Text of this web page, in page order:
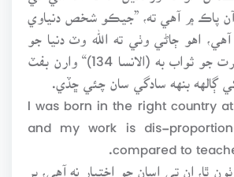
پاڪ ۾ آهي ته، ”جيڪو شخص دنياوي
اهو ڄاڻي وٺي ته الله وٽ دنيا جو
صلو به آهي ته آخرت جو ثواب به (الانسا 134)“ وارن بفٽ
ڳالهه بنهه سادگي سان چئي ڇڏي.
I was born in the right country
and my work is dis-
compared to
ٿا، ان تي اسان جو اختيار نه آهي، پر